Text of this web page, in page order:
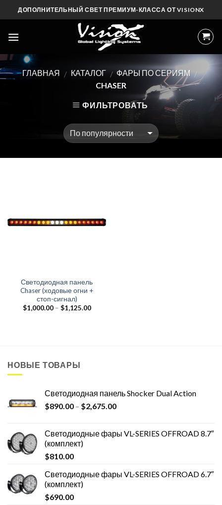
to
ДОПОЛНИТЕЛЬНЫЙ СВЕТ ПРЕМИУМ-КЛАССА ОТ VISIONX
ГЛАВНАЯ / КАТАЛОГ / ФАРЫ ПО СЕРИЯМ /
CHASER
ФИЛЬТРОВАТЬ
Светодиодная панель
Chaser (ходовые огни +
стоп-сигнал)
$1,000.00– $1,125.00
НОВЫЕ ТОВАРЫ
Светодиодная панель Shocker Dual Action
$890.00 – $2,675.00
Светодиодные фары VL-SERIES OFFROAD 8.7″
(комплект)
$810.00
Светодиодные фары VL-SERIES OFFROAD 6.7″
(комплект)
$690.00